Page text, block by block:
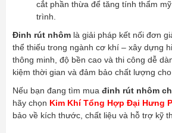
cắt phần thừa để tăng tính thẩm
trình.
Đinh rút nhôm là giải pháp kết nối đơn
thể thiếu trong ngành cơ khí – xây dựng
thông minh, độ bền cao và thi công dễ
kiệm thời gian và đảm bảo chất lượng
Nếu bạn đang tìm mua đinh rút nhôm
hãy chọn Kim Khí Tổng Hợp Đại Hưng
bảo về kích thước, chất liệu và hỗ trợ kỹ